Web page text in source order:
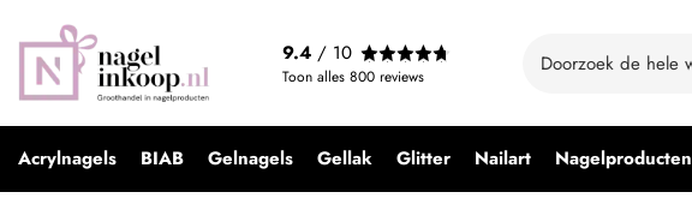
9.4 / 10
Toon alles 800 reviews
Acrylnagels BIAB Gelnagels Gellak Glitter Nailart Nagelproducten